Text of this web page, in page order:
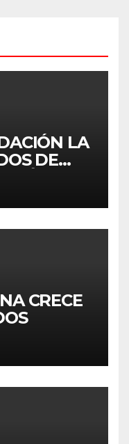
LA
DE
A LOS
MES DE
DE
CRECE